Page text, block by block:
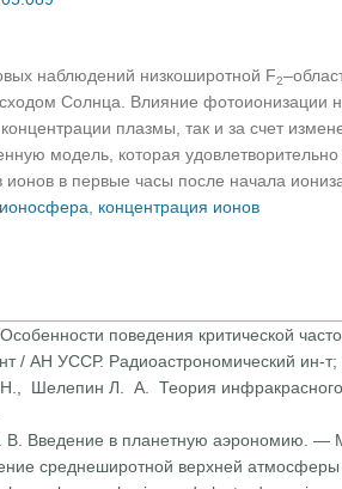
наблюдений низкоширотной F2
Солнца. Влияние фотоионизации
плазмы, так и за счет
модель, которая
ионов в первые часы после начала
ионосфера, концентрация ионов
поведения критической
/ АН УССР. Радиоастрономический ин-
Л. А. Теория инфракрасного
Введение в планетную аэрономию. —
среднеширотной верх­ней